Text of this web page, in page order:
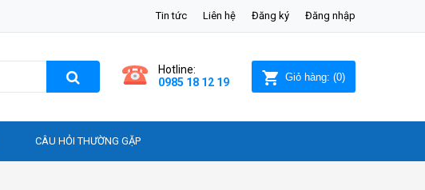
Tin tức Liên hệ Đăng ký Đăng nhập
Hotline:
0985 18 12 19
Giỏ hàng: (0)
CÂU HỎI THƯỜNG GẶP